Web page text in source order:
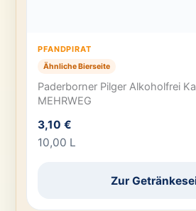
PFANDPIRAT
Ähnliche Bierseite
Paderborner Pilger Alkoholfrei
MEHRWEG
3,10 €
10,00 L
Zur